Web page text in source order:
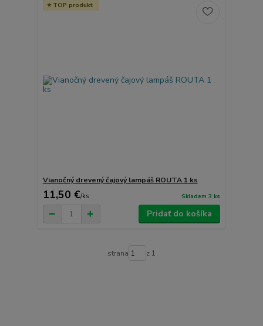
TOP produkt
Vianočný drevený čajový lampáš ROUTA 1 ks
11,50 €/ks Skladem 3 ks
Pridať do košíka
strana z 1